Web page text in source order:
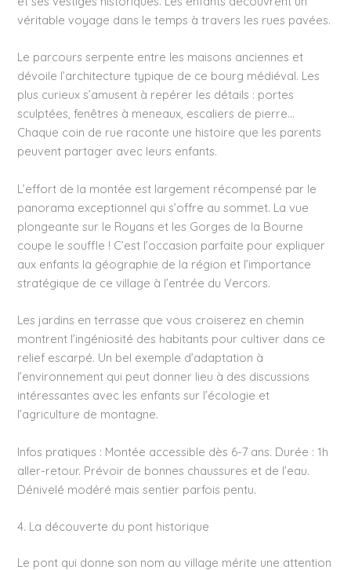
véritable voyage dans le temps à travers les rues pavées.
Le parcours serpente entre les maisons anciennes et
dévoile l’architecture typique de ce bourg médiéval. Les
plus curieux s’amusent à repérer les détails : portes
sculptées, fenêtres à meneaux, escaliers de pierre…
Chaque coin de rue raconte une histoire que les parents
peuvent partager avec leurs enfants.
L’effort de la montée est largement récompensé par le
panorama exceptionnel qui s’offre au sommet. La vue
plongeante sur le Royans et les Gorges de la Bourne
coupe le souffle ! C’est l’occasion parfaite pour expliquer
aux enfants la géographie de la région et l’importance
stratégique de ce village à l’entrée du Vercors.
Les jardins en terrasse que vous croiserez en chemin
montrent l’ingéniosité des habitants pour cultiver dans ce
relief escarpé. Un bel exemple d’adaptation à
l’environnement qui peut donner lieu à des discussions
intéressantes avec les enfants sur l’écologie et
l’agriculture de montagne.
Infos pratiques : Montée accessible dès 6-7 ans. Durée : 1h
aller-retour. Prévoir de bonnes chaussures et de l’eau.
Dénivelé modéré mais sentier parfois pentu.
4. La découverte du pont historique
Le pont qui donne son nom au village mérite une attention